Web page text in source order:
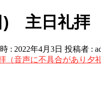
) 主日礼拝
: 2022年4月3日 投稿者 :
音声に不具合があり夕